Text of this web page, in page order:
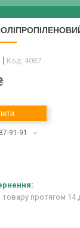
Код: 4087
91-91
протягом 14